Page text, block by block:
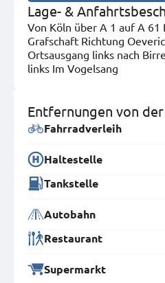
Lage- &
Von Köln über A 1 auf A 61
Grafschaft Richtung
Ortsausgang links nach
links Im Vogelsang
Entfernungen von
Fahrradverleih
Haltestelle
Tankstelle
Autobahn
Restaurant
Supermarkt